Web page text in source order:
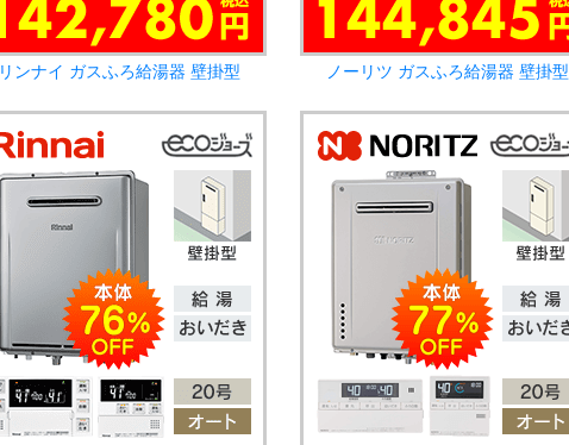
リンナイ ガスふろ給湯器 壁掛型 ノーリツ ガスふろ給湯器 壁掛型